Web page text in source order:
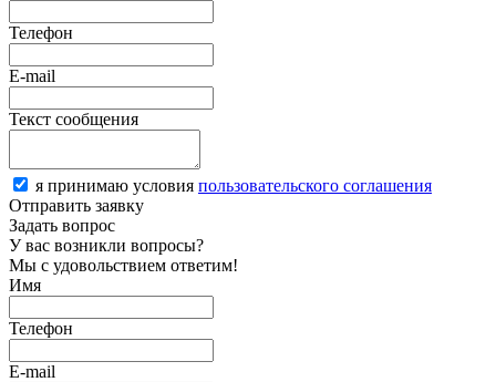
Телефон
E-mail
Текст сообщения
я принимаю условия пользовательского соглашения
Отправить заявку
Задать вопрос
У вас возникли вопросы?
Мы с удовольствием ответим!
Имя
Телефон
E-mail